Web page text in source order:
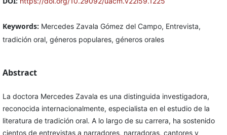
Keywords: Mercedes Zavala Gómez del Campo, Entrevista,
tradición oral, géneros populares, géneros orales
Abstract
La doctora Mercedes Zavala es una distinguida investigadora,
reconocida internacionalmente, especialista en el estudio de la
literatura de tradición oral. A lo largo de su carrera, ha sostenido
cientos de entrevistas a narradores, narradoras, cantores y